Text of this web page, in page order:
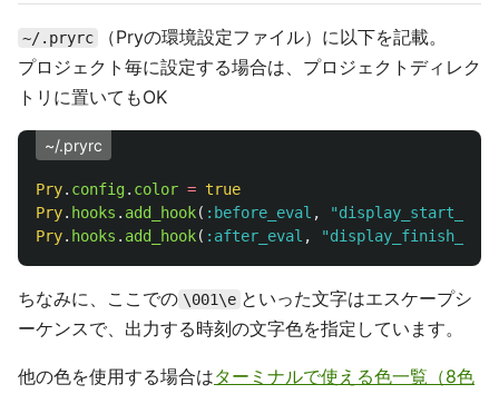
~/.pryrc
（Pryの環境設定ファイル）に以下を記載。
プロジェクト毎に設定する場合は、プロジェクトディレク
トリに置いてもOK
~/.pryrc
Pry. config. color = true
Pry. hooks . add_hook( :before_eval ,
Pry. hooks . add_hook( :after_eval ,
ちなみに、ここでの \001\e といった文字はエスケープシ
ーケンスで、出力する時刻の文字色を指定しています。
他の色を使用する場合はターミナルで使える色一覧（8色